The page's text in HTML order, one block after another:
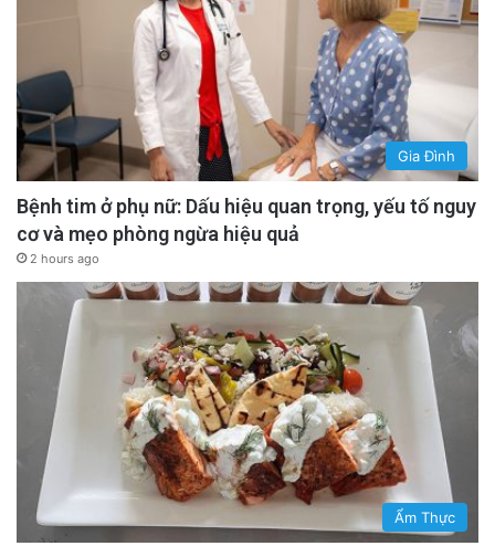
Gia Đình
Bệnh tim ở phụ nữ: Dấu hiệu quan trọng, yếu tố nguy
cơ và mẹo phòng ngừa hiệu quả
2 hours ago
Ẩm Thực